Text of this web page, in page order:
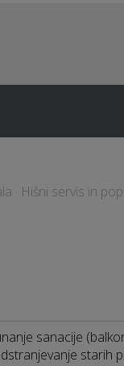
· Hišni servis in
sanacije
starih